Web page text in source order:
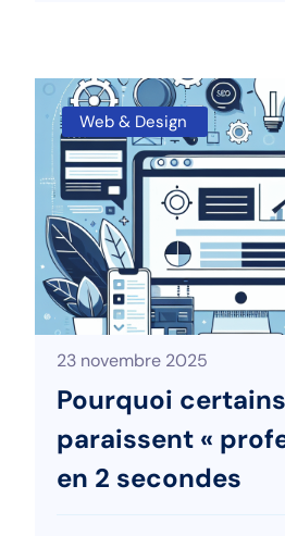
Web & Design
23 novembre 2025
Pourquoi
paraissent «
en 2 secondes